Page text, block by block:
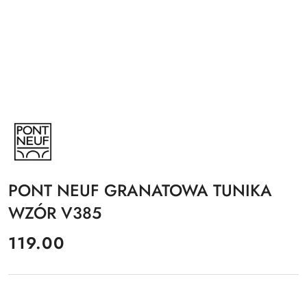
NAZWA
PRODUCENTA:
PONT
NEUF
PONT NEUF GRANATOWA TUNIKA
WZÓR V385
cena:
119.00